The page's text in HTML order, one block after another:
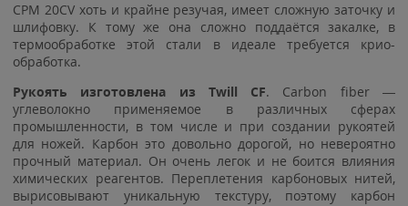
CPM 20CV хоть и крайне резучая, имеет сложную заточку и
шлифовку. К тому же она сложно поддаётся закалке, в
термообработке этой стали в идеале требуется крио-
обработка.
Рукоять изготовлена из Twill CF. Carbon fiber —
углеволокно применяемое в различных сферах
промышленности, в том числе и при создании рукоятей
для ножей. Карбон это довольно дорогой, но невероятно
прочный материал. Он очень легок и не боится влияния
химических реагентов. Переплетения карбоновых нитей,
вырисовывают уникальную текстуру, поэтому карбон